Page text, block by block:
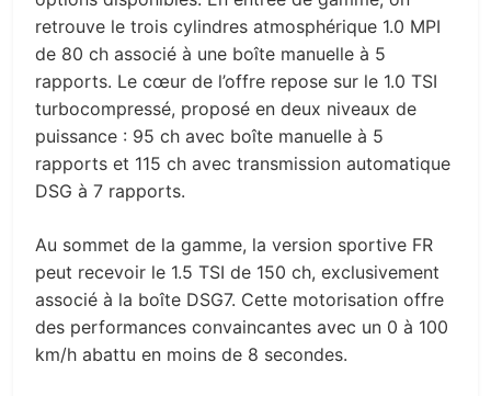
retrouve le trois cylindres atmosphérique 1.0 MPI
de 80 ch associé à une boîte manuelle à 5
rapports. Le cœur de l’offre repose sur le 1.0 TSI
turbocompressé, proposé en deux niveaux de
puissance : 95 ch avec boîte manuelle à 5
rapports et 115 ch avec transmission automatique
DSG à 7 rapports.
Au sommet de la gamme, la version sportive FR
peut recevoir le 1.5 TSI de 150 ch, exclusivement
associé à la boîte DSG7. Cette motorisation offre
des performances convaincantes avec un 0 à 100
km/h abattu en moins de 8 secondes.